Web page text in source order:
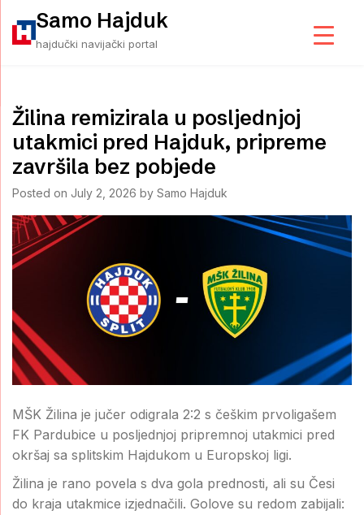
content
Samo Hajduk
hajdučki navijački portal
Žilina remizirala u posljednjoj
utakmici pred Hajduk, pripreme
završila bez pobjede
Posted on July 2, 2026 by Samo Hajduk
MŠK Žilina je jučer odigrala 2:2 s češkim prvoligašem
FK Pardubice u posljednjoj pripremnoj utakmici pred
okršaj sa splitskim Hajdukom u Europskoj ligi.
Žilina je rano povela s dva gola prednosti, ali su Česi
do kraja utakmice izjednačili. Golove su redom zabijali: